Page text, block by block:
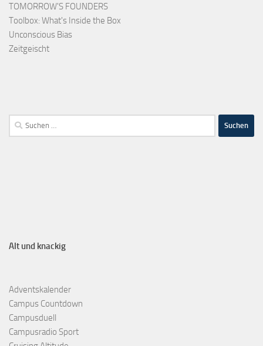
TOMORROW'S FOUNDERS
Toolbox: What's Inside the Box
Unconscious Bias
Zeitgeischt
Alt und knackig
Adventskalender
Campus Countdown
Campusduell
Campusradio Sport